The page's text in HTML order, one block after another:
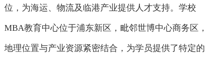
位，为海运、物流及临港产业提供人才支持。学校
MBA教育中心位于浦东新区，毗邻世博中心商务区，
地理位置与产业资源紧密结合，为学员提供了特定的